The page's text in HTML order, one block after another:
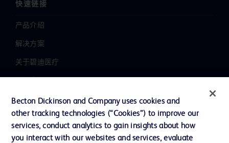
快速链接
产品介绍
解决方案
关于碧迪医疗
职业发展
联系我们
主动召回
Becton Dickinson and Company uses cookies and
other tracking technologies (“Cookies”) to improve our
services, conduct analytics to gain insights about how
you interact with our websites and services, evaluate